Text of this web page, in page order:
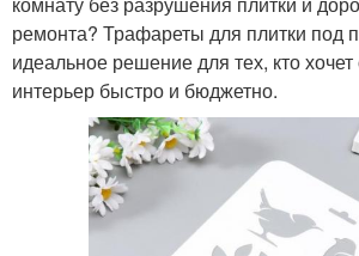
ремонта? Трафареты для плитки под
идеальное решение для тех, кто
интерьер быстро и бюджетно.